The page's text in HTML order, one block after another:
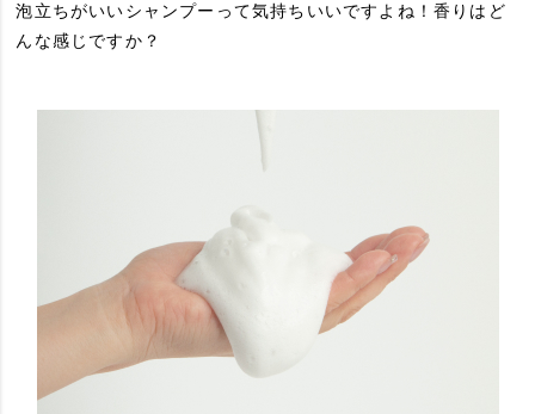
泡立ちがいいシャンプーって気持ちいいですよね！香りはど
んな感じですか？